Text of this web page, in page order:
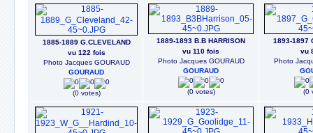
1885-1889 G.CLEVELAND
vu 122 fois
Photo Jacques GOURAUD
GOURAUD
(0 votes)
1889-1893 B.B HARRISON
vu 110 fois
Photo Jacques GOURAUD
GOURAUD
(0 votes)
1893-1897
vu
Photo
(0